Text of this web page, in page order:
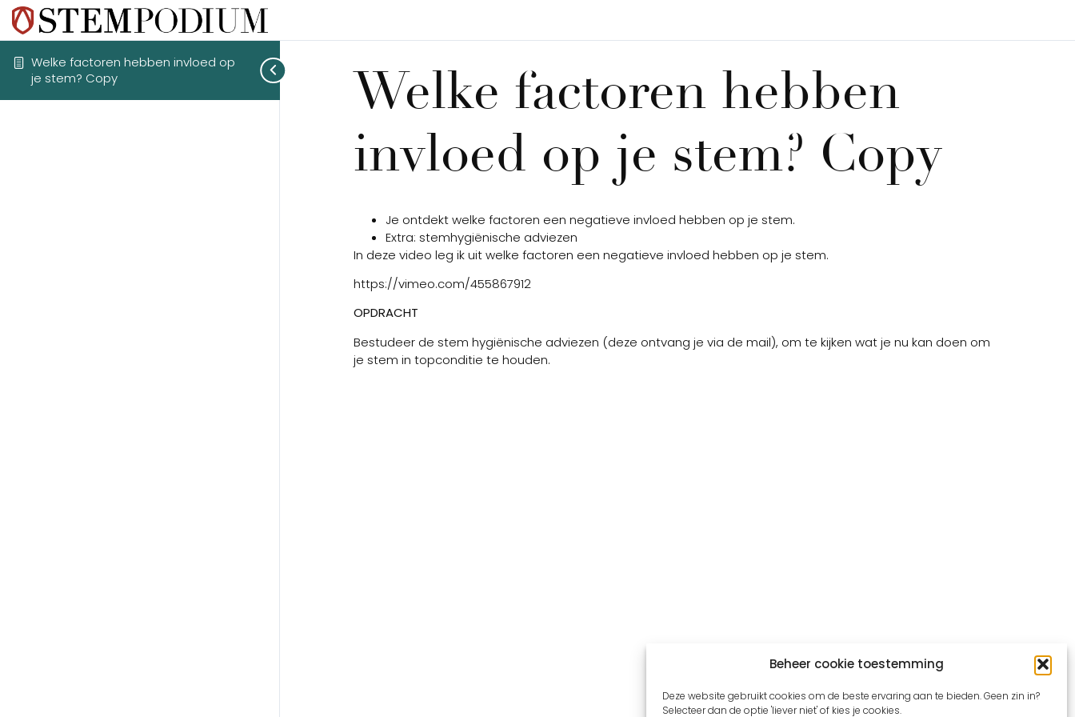
Beheer cookie toestemming
Deze website gebruikt cookies om de beste ervaring aan te bieden. Geen zin in?
Selecteer dan de optie 'liever niet' of kies je cookies.
Welke factoren hebben invloed op
je stem? Copy
Welke factoren hebben
invloed op je stem? Copy
Je ontdekt welke factoren een negatieve invloed hebben op je stem.
Extra: stemhygiënische adviezen
In deze video leg ik uit welke factoren een negatieve invloed hebben op je stem.
https://vimeo.com/455867912
OPDRACHT
Bestudeer de stem hygiënische adviezen (deze ontvang je via de mail), om te kijken wat je nu kan doen om
je stem in topconditie te houden.